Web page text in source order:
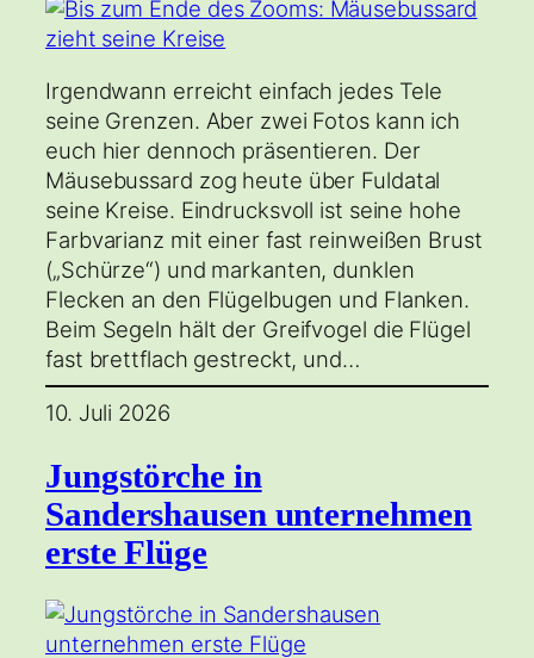
Irgendwann erreicht einfach jedes Tele
seine Grenzen. Aber zwei Fotos kann ich
euch hier dennoch präsentieren. Der
Mäusebussard zog heute über Fuldatal
seine Kreise. Eindrucksvoll ist seine hohe
Farbvarianz mit einer fast reinweißen Brust
(„Schürze“) und markanten, dunklen
Flecken an den Flügelbugen und Flanken.
Beim Segeln hält der Greifvogel die Flügel
fast brettflach gestreckt, und…
10. Juli 2026
Jungstörche in
Sandershausen unternehmen
erste Flüge